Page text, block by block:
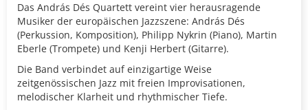
Das András Dés Quartett vereint vier herausragende
Musiker der europäischen Jazzszene: András Dés
(Perkussion, Komposition), Philipp Nykrin (Piano), Martin
Eberle (Trompete) und Kenji Herbert (Gitarre).
Die Band verbindet auf einzigartige Weise
zeitgenössischen Jazz mit freien Improvisationen,
melodischer Klarheit und rhythmischer Tiefe.